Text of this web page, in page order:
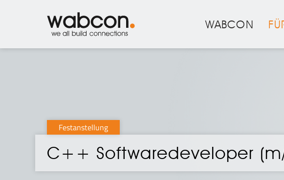
WABCON
Festanstellung
C++ Softwaredeveloper